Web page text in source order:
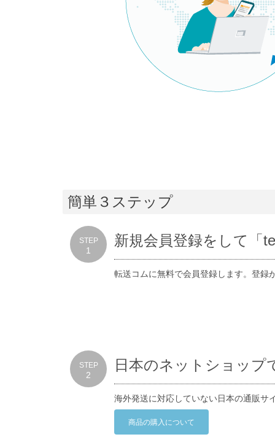
簡単３ステップ
STEP
1
新規会員登録をして 「
転送コムに無料で会員登録します。登録
STEP
2
日本のネットショップ
海外発送に対応していない日本の通販サ
商品の購入について